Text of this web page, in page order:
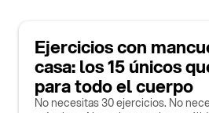
Ejercicios con
casa: los 15 únicos
para todo el cuerpo
No necesitas 30 ejercicios. No